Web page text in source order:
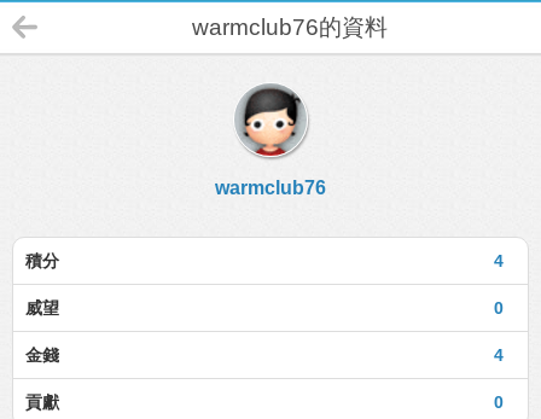
warmclub76的資料
warmclub76
4
積分
0
威望
4
金錢
0
貢獻